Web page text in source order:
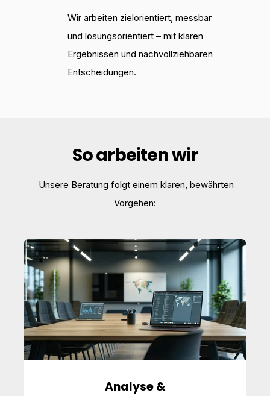
Wir arbeiten zielorientiert, messbar
und lösungsorientiert – mit klaren
Ergebnissen und nachvollziehbaren
Entscheidungen.
So arbeiten wir
Unsere Beratung folgt einem klaren, bewährten
Vorgehen:
Analyse &